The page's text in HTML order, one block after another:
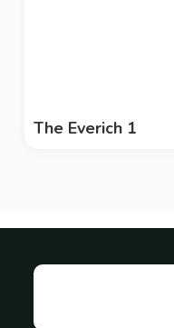
The Everich 1